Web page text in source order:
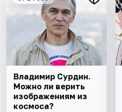
Владимир Сурдин.
Можно ли верить
изображениям из
космоса?